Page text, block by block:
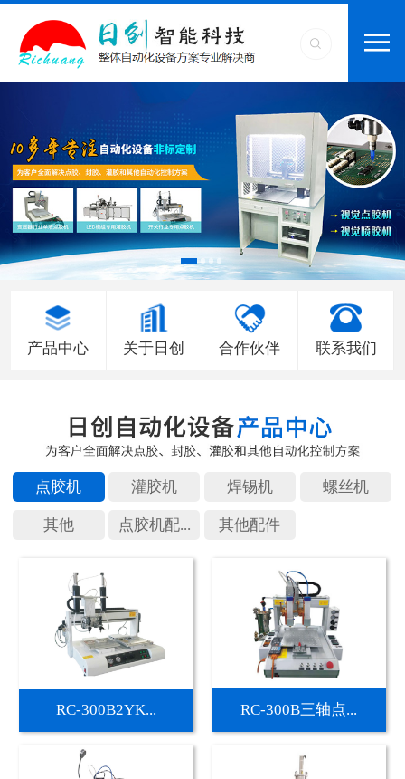
产品中心 关于日创 合作伙伴 联系我们
点胶机 灌胶机 焊锡机 螺丝机
其他 点胶机配... 其他配件
RC-300B2YK... RC-300B三轴点...